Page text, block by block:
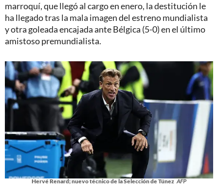
marroquí, que llegó al cargo en enero, la destitución le
ha llegado tras la mala imagen del estreno mundialista
y otra goleada encajada ante Bélgica (5-0) en el último
amistoso premundialista.
Hervé Renard; nuevo técnico de la Selección de Túnez AFP